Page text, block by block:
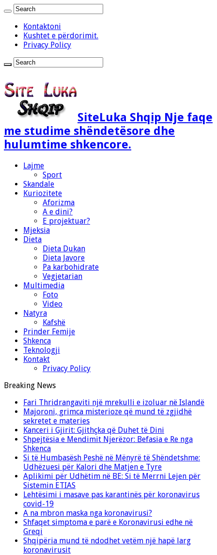
Kontaktoni
Kushtet e përdorimit.
Privacy Policy
SiteLuka Shqip Nje faqe
me studime shëndetësore dhe
hulumtime shkencore.
Lajme
Sport
Skandale
Kuriozitete
Aforizma
A e dini?
E projektuar?
Mjeksia
Dieta
Dieta Dukan
Dieta Javore
Pa karbohidrate
Vegjetarian
Multimedia
Foto
Video
Natyra
Kafshë
Prinder Femije
Shkenca
Teknologji
Kontakt
Privacy Policy
Breaking News
Fari Thridrangaviti një mrekulli e izoluar në Islandë
Majoroni, grimca misterioze që mund të zgjidhë
sekretet e materies
Kanceri i Gjirit: Gjithçka që Duhet të Dini
Shpejtësia e Mendimit Njerëzor: Befasia e Re nga
Shkenca
Si të Humbasësh Peshë në Mënyrë të Shëndetshme:
Udhëzuesi për Kalori dhe Matjen e Tyre
Aplikimi për Udhëtim në BE: Si të Merrni Lejen për
Sistemin ETIAS
Lehtësimi i masave pas karantinës për koronavirus
covid-19
A na mbron maska nga koronavirusi?
Shfaqet simptoma e parë e Koronavirusi edhe në
Greqi
Shqipëria mund të ndodhet vetëm një hapë larg
koronavirusit